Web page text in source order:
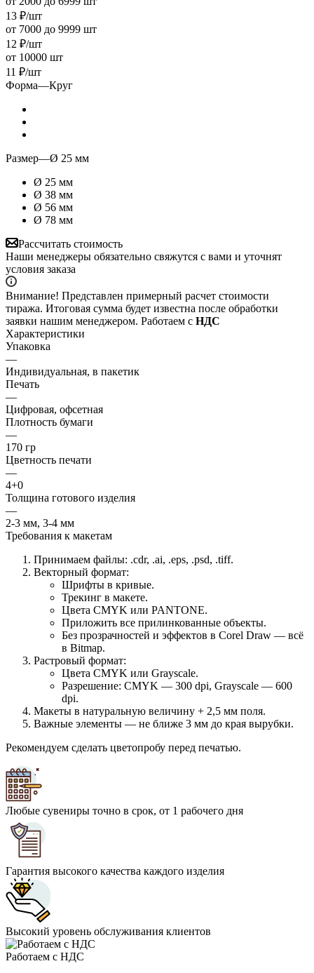
13 ₽/шт
от 7000 до 9999 шт
12 ₽/шт
от 10000 шт
11 ₽/шт
Форма—Круг
Размер—Ø 25 мм
Ø 25 мм
Ø 38 мм
Ø 56 мм
Ø 78 мм
Рассчитать стоимость
Наши менеджеры обязательно свяжутся с вами и уточнят
условия заказа
Внимание! Представлен примерный расчет стоимости
тиража. Итоговая сумма будет известна после обработки
заявки нашим менеджером. Работаем с НДС
Характеристики
Упаковка
—
Индивидуальная, в пакетик
Печать
—
Цифровая, офсетная
Плотность бумаги
—
170 гр
Цветность печати
—
4+0
Толщина готового изделия
—
2-3 мм, 3-4 мм
Требования к макетам
Принимаем файлы: .cdr, .ai, .eps, .psd, .tiff.
Векторный формат:
Шрифты в кривые.
Трекинг в макете.
Цвета CMYK или PANTONE.
Приложить все прилинкованные объекты.
Без прозрачностей и эффектов в Corel Draw — всё
в Bitmap.
Растровый формат:
Цвета CMYK или Grayscale.
Разрешение: CMYK — 300 dpi, Grayscale — 600
dpi.
Макеты в натуральную величину + 2,5 мм поля.
Важные элементы — не ближе 3 мм до края вырубки.
Рекомендуем сделать цветопробу перед печатью.
Любые сувениры точно в срок, от 1 рабочего дня
Гарантия высокого качества каждого изделия
Высокий уровень обслуживания клиентов
Работаем с НДС